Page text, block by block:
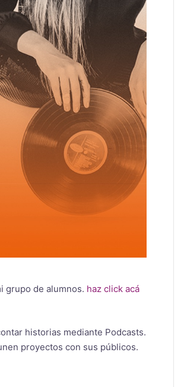
grupo de alumnos. haz click acá
historias mediante Podcasts.
proyectos con sus públicos.